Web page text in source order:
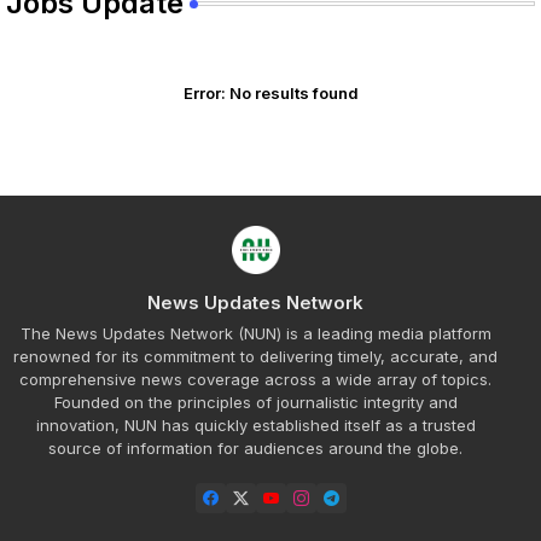
Error: No results found
News Updates Network
The News Updates Network (NUN) is a leading media platform
renowned for its commitment to delivering timely, accurate, and
comprehensive news coverage across a wide array of topics.
Founded on the principles of journalistic integrity and
innovation, NUN has quickly established itself as a trusted
source of information for audiences around the globe.